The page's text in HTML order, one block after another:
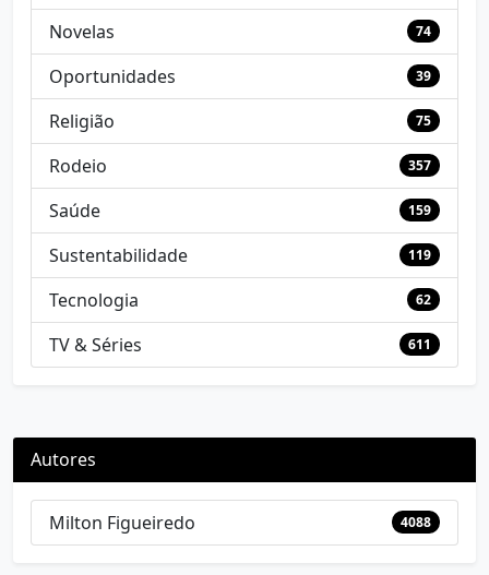
Novelas 74
Oportunidades 39
Religião 75
Rodeio 357
Saúde 159
Sustentabilidade 119
Tecnologia 62
TV & Séries 611
Autores
Milton Figueiredo 4088